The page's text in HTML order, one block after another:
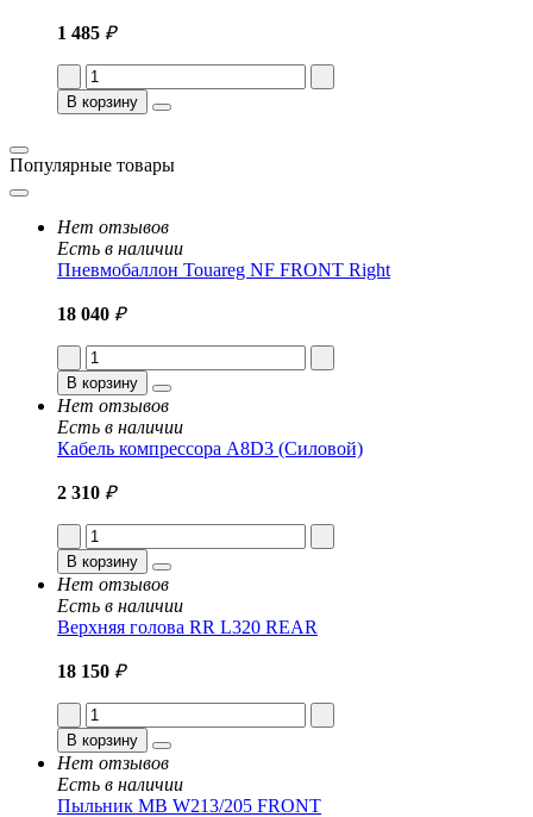
1 485 ₽
В корзину
Популярные товары
Нет отзывов
Есть в наличии
Пневмобаллон Touareg NF FRONT Right
18 040 ₽
В корзину
Нет отзывов
Есть в наличии
Кабель компрессора A8D3 (Силовой)
2 310 ₽
В корзину
Нет отзывов
Есть в наличии
Верхняя голова RR L320 REAR
18 150 ₽
В корзину
Нет отзывов
Есть в наличии
Пыльник MB W213/205 FRONT